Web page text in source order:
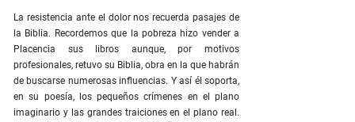
La resistencia ante el dolor nos recuerda pasajes de
la Biblia. Recordemos que la pobreza hizo vender a
Placencia sus libros aunque, por motivos
profesionales, retuvo su Biblia, obra en la que habrán
de buscarse numerosas influencias. Y así él soporta,
en su poesía, los pequeños crímenes en el plano
imaginario y las grandes traiciones en el plano real.